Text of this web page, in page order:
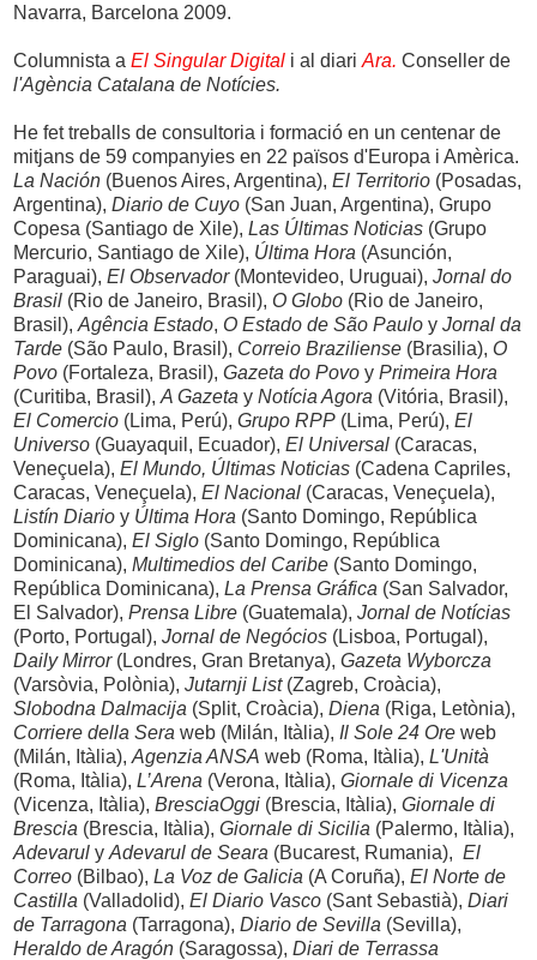
Navarra, Barcelona 2009.
Columnista a El Singular Digital i al diari Ara. Conseller de
l'Agència Catalana de Notícies.
He fet treballs de consultoria i formació en un centenar de
mitjans de 59 companyies en 22 països d'Europa i Amèrica.
La Nación (Buenos Aires, Argentina), El Territorio (Posadas,
Argentina), Diario de Cuyo (San Juan, Argentina), Grupo
Copesa (Santiago de Xile), Las Últimas Noticias (Grupo
Mercurio, Santiago de Xile), Última Hora (Asunción,
Paraguai), El Observador(Montevideo, Uruguai), Jornal do
Brasil (Rio de Janeiro, Brasil), O Globo (Rio de Janeiro,
Brasil), Agência Estado, O Estado de São Paulo y Jornal da
Tarde (São Paulo, Brasil), Correio Braziliense (Brasilia), O
Povo (Fortaleza, Brasil), Gazeta do Povo y Primeira Hora
(Curitiba, Brasil), A Gazeta y Notícia Agora (Vitória, Brasil),
El Comercio (Lima, Perú), Grupo RPP (Lima, Perú), El
Universo (Guayaquil, Ecuador), El Universal (Caracas,
Veneçuela), El Mundo, Últimas Noticias (Cadena Capriles,
Caracas, Veneçuela), El Nacional (Caracas, Veneçuela),
Listín Diario y Última Hora (Santo Domingo, República
Dominicana), El Siglo (Santo Domingo, República
Dominicana), Multimedios del Caribe (Santo Domingo,
República Dominicana), La Prensa Gráfica (San Salvador,
El Salvador), Prensa Libre (Guatemala), Jornal de Notícias
(Porto, Portugal), Jornal de Negócios (Lisboa, Portugal),
Daily Mirror(Londres, Gran Bretanya), Gazeta Wyborcza
(Varsòvia, Polònia), Jutarnji List(Zagreb, Croàcia),
Slobodna Dalmacija (Split, Croàcia), Diena (Riga, Letònia),
Corriere della Sera web (Milán, Itàlia), Il Sole 24 Ore web
(Milán, Itàlia), Agenzia ANSA web (Roma, Itàlia), L'Unità
(Roma, Itàlia), L’Arena (Verona, Itàlia), Giornale di Vicenza
(Vicenza, Itàlia), BresciaOggi (Brescia, Itàlia), Giornale di
Brescia (Brescia, Itàlia), Giornale di Sicilia (Palermo, Itàlia),
Adevarul y Adevarul de Seara (Bucarest, Rumania), El
Correo (Bilbao), La Voz de Galicia (A Coruña), El Norte de
Castilla (Valladolid), El Diario Vasco (Sant Sebastià), Diari
de Tarragona (Tarragona), Diario de Sevilla (Sevilla),
Heraldo de Aragón (Saragossa), Diari de Terrassa